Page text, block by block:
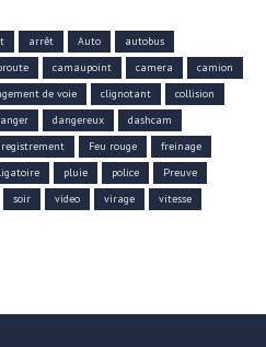
arrêt Auto
autobus
camaupoint camera
camion
de voie clignotant
collision
dangereux
dashcam
Feu rouge
freinage
pluie police
Preuve
soir video virage
vitesse